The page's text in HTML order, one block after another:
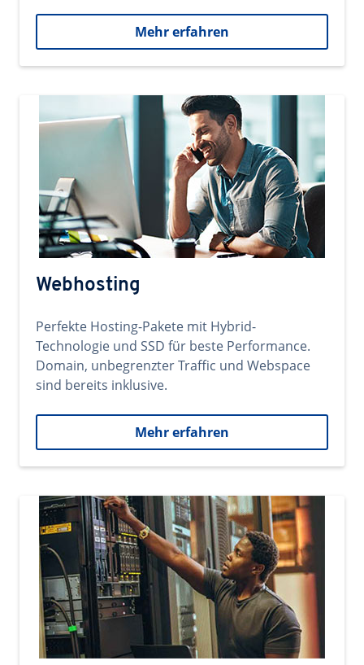
Mehr erfahren
Webhosting
Perfekte Hosting-Pakete mit Hybrid-
Technologie und SSD für beste Performance.
Domain, unbegrenzter Traffic und Webspace
sind bereits inklusive.
Mehr erfahren